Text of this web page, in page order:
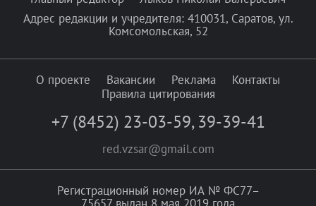
Адрес редакции и учредителя: 410031, Саратов, ул.
Комсомольская, 52
О проекте Вакансии Реклама
Контакты
Правила цитирования
+7 (8452) 23-03-59, 39-39-41
red.vzsar@gmail.com
Регистрационный номер ИА № ФС77–